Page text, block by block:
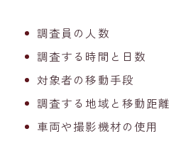
調査員の人数
調査する時間と日数
対象者の移動手段
調査する地域と移動距離
車両や撮影機材の使用